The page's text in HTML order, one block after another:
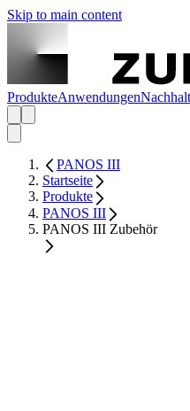
Skip to main content
ProdukteAnwendungen
PANOS III
Startseite
Produkte
PANOS III
PANOS III Zubehör